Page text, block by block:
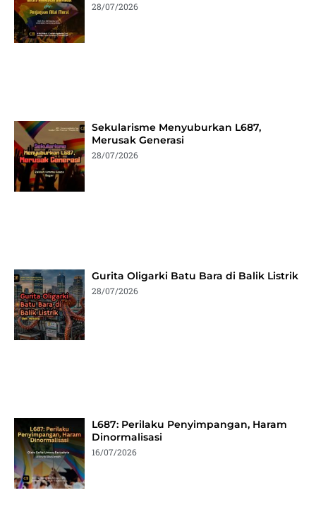
28/07/2026
Sekularisme Menyuburkan L687,
Merusak Generasi
28/07/2026
Gurita Oligarki Batu Bara di Balik Listrik
28/07/2026
L687: Perilaku Penyimpangan, Haram
Dinormalisasi
16/07/2026